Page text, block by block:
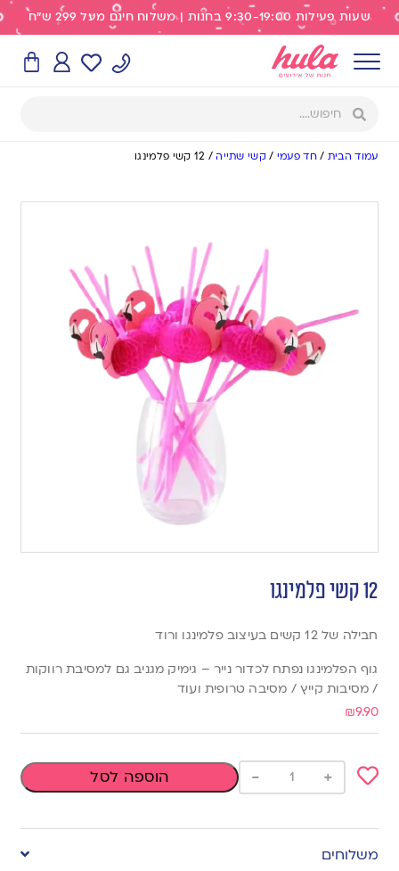
שעות פעילות 9:30-19:00 בחנות | משלוח חינם מעל 299 ש"ח
עמוד הבית /חד פעמי / קשי שתייה/ 12 קשי פלמינגו
12 קשי פלמינגו
חבילה של 12 קשים בעיצוב פלמינגו ורוד
גוף הפלמינגו נפתח לכדור נייר – גימיק מגניב גם למסיבת רווקות
/ מסיבות קייץ / מסיבה טרופית ועוד
₪9.90
to
wishlist
+
- הוספה לסל
משלוחים